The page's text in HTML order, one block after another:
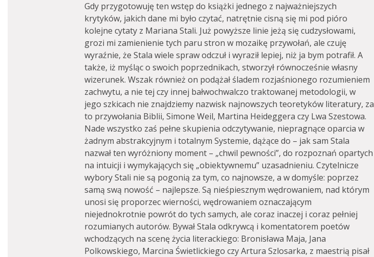
Gdy przygotowuję ten wstęp do książki jednego z najważniejszych
krytyków, jakich dane mi było czytać, natrętnie cisną się mi pod pióro
kolejne cytaty z Mariana Stali. Już powyższe linie jeżą się cudzysłowami,
grozi mi zamienienie tych paru stron w mozaikę przywołań, ale czuję
wyraźnie, że Stala wiele spraw odczuł i wyraził lepiej, niż ja bym potrafił. A
także, iż myśląc o swoich poprzednikach, stworzył równocześnie własny
wizerunek. Wszak również on podążał śladem rozjaśnionego rozumieniem
zachwytu, a nie tej czy innej bałwochwalczo traktowanej metodologii, w
jego szkicach nie znajdziemy nazwisk najnowszych teoretyków literatury, za
to przywołania Biblii, Simone Weil, Martina Heideggera czy Lwa Szestowa.
Nade wszystko zaś pełne skupienia odczytywanie, niepragnące oparcia w
żadnym abstrakcyjnym i totalnym Systemie, dążące do – jak sam Stala
nazwał ten wyróżniony moment – „chwil pewności”, do rozpoznań opartych
na intuicji i wymykających się „obiektywnemu” uzasadnieniu. Czytelnicze
wybory Stali nie są pogonią za tym, co najnowsze, a w domyśle: poprzez
samą swą nowość – najlepsze. Są nieśpiesznym wędrowaniem, nad którym
unosi się proporzec wierności, wędrowaniem oznaczającym
niejednokrotnie powrót do tych samych, ale coraz inaczej i coraz pełniej
rozumianych autorów. Bywał Stala odkrywcą i komentatorem poetów
wchodzących na scenę życia literackiego: Bronisława Maja, Jana
Polkowskiego, Marcina Świetlickiego czy Artura Szlosarka, z maestrią pisał